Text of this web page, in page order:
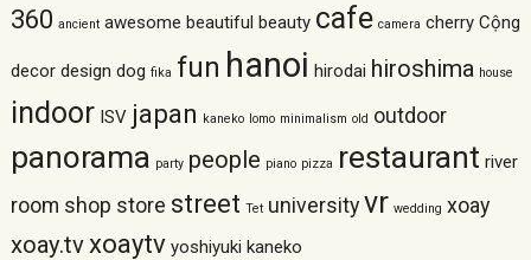
360 ancient awesome beautiful beauty cafe camera cherry Cộng
decor design dog fika fun hanoi hirodai hiroshima house
indoor ISV japan kaneko lomo minimalism old outdoor
panorama party people piano pizza restaurant river
room shop store street Tet universityvr wedding xoay
xoay.tvxoaytv yoshiyuki kaneko